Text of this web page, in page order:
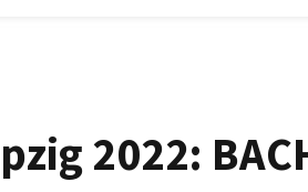
2022: